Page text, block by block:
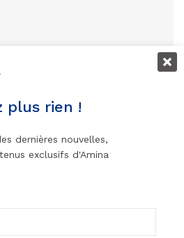
cinématographique de
plus rien !
dernières nouvelles,
exclusifs d'Amina